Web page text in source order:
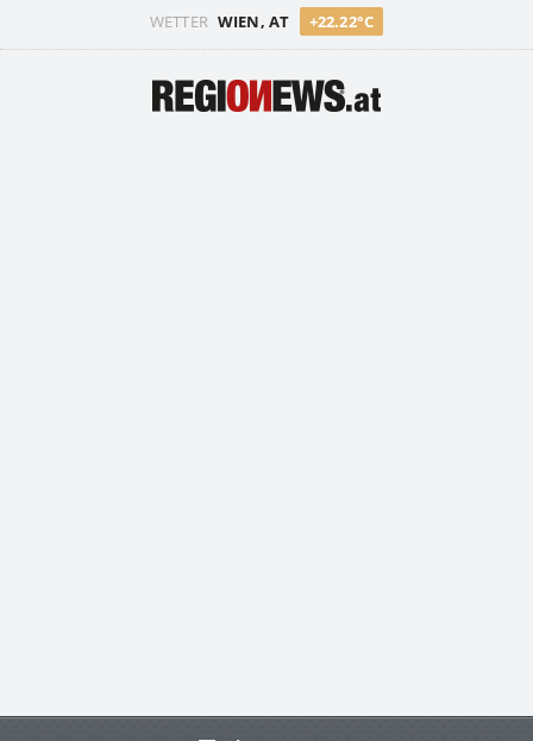
WETTER WIEN, AT +22.22°C